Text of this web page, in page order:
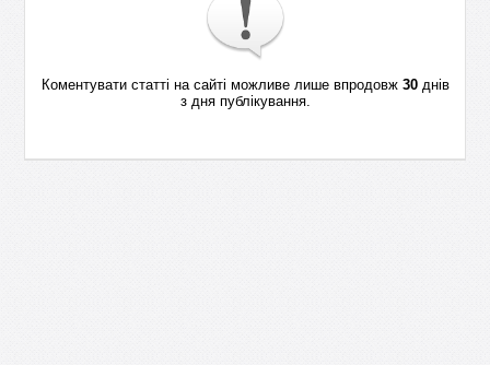
Коментувати статті на сайті можливе лише впродовж 30днів
з дня публікування.